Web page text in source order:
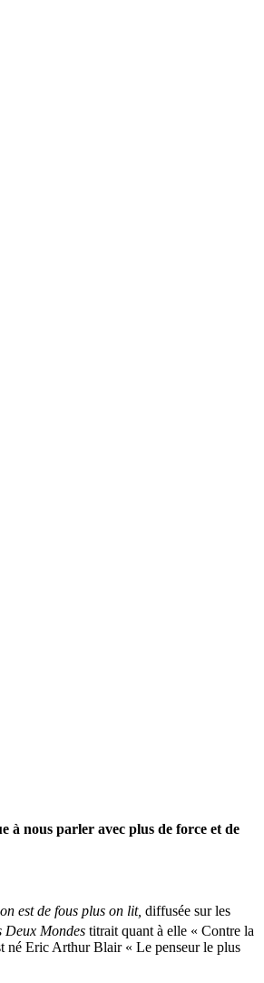
à nous parler avec plus de force et de
est de fous plus on lit, diffusée sur les
Deux Mondes titrait quant à elle « Contre la
né Eric Arthur Blair « Le penseur le plus